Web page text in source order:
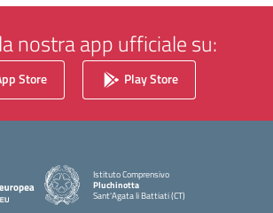
nostra app ufficiale su:
Store Play Store
Istituto Comprensivo
Pluchinotta
Sant'Agata li Battiati (CT)
— Visita la pagina iniziale della scuola